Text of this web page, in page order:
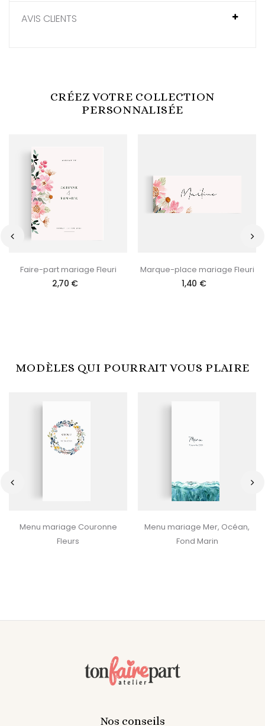
AVIS CLIENTS
CRÉEZ VOTRE COLLECTION
PERSONNALISÉE
Faire-part mariage Fleuri
2,70 €
Marque-place mariage Fleuri
1,40 €
MODÈLES QUI POURRAIT VOUS PLAIRE
Menu mariage Couronne
Fleurs
Menu mariage Mer, Océan,
Fond Marin
Nos conseils